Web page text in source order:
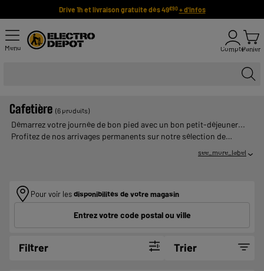
Drive 1h et livraison gratuite dès 49€90 + d'infos
Menu ComptePanier
Cafetière (6 produits)
Démarrez votre journée de bon pied avec un bon petit-déjeuner...
Profitez de nos arrivages permanents sur notre sélection de
spécialiste du petit et gros électroménager vous propose de
see_more_label
Pour voir lesdisponibilités de votre magasin
Entrez votre code postal ou ville
Filtrer Trier